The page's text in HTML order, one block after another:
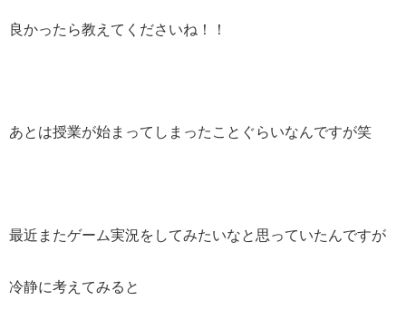
良かったら教えてくださいね！！
あとは授業が始まってしまったことぐらいなんですが笑
最近またゲーム実況をしてみたいなと思っていたんですが
冷静に考えてみると